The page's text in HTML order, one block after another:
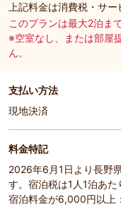
上記料金は消費税・サー
このプランは最大2泊ま
※空室なし、または部屋
ん。
支払い方法
現地決済
料金特記
2026年6月1日より長野
す。宿泊税は1人1泊あた
宿泊料金が6,000円以上